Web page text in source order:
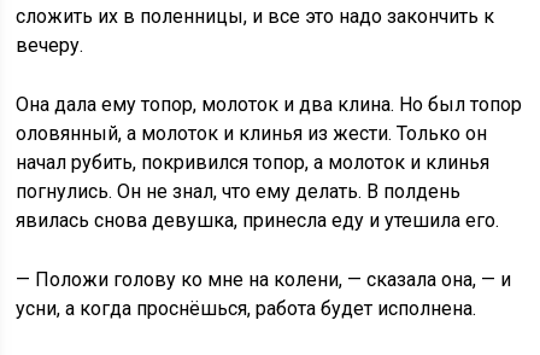
сложить их в поленницы, и все это надо закончить к
вечеру.
Она дала ему топор, молоток и два клина. Но был топор
оловянный, а молоток и клинья из жести. Только он
начал рубить, покривился топор, а молоток и клинья
погнулись. Он не знал, что ему делать. В полдень
явилась снова девушка, принесла еду и утешила его.
— Положи голову ко мне на колени, — сказала она, — и
усни, а когда проснёшься, работа будет исполнена.